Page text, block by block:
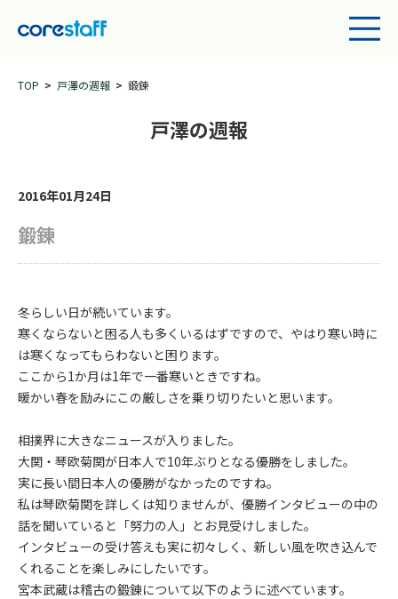
TOP 戸澤の週報 鍛錬
戸澤の週報
2016年01月24日
鍛錬
冬らしい日が続いています。
寒くならないと困る人も多くいるはずですので、やはり寒い時に
は寒くなってもらわないと困ります。
ここから1か月は1年で一番寒いときですね。
暖かい春を励みにこの厳しさを乗り切りたいと思います。
相撲界に大きなニュースが入りました。
大関・琴欧菊関が日本人で10年ぶりとなる優勝をしました。
実に長い間日本人の優勝がなかったのですね。
私は琴欧菊関を詳しくは知りませんが、優勝インタビューの中の
話を聞いていると「努力の人」とお見受けしました。
インタビューの受け答えも実に初々しく、新しい風を吹き込んで
くれることを楽しみにしたいです。
宮本武蔵は稽古の鍛錬について以下のように述べています。